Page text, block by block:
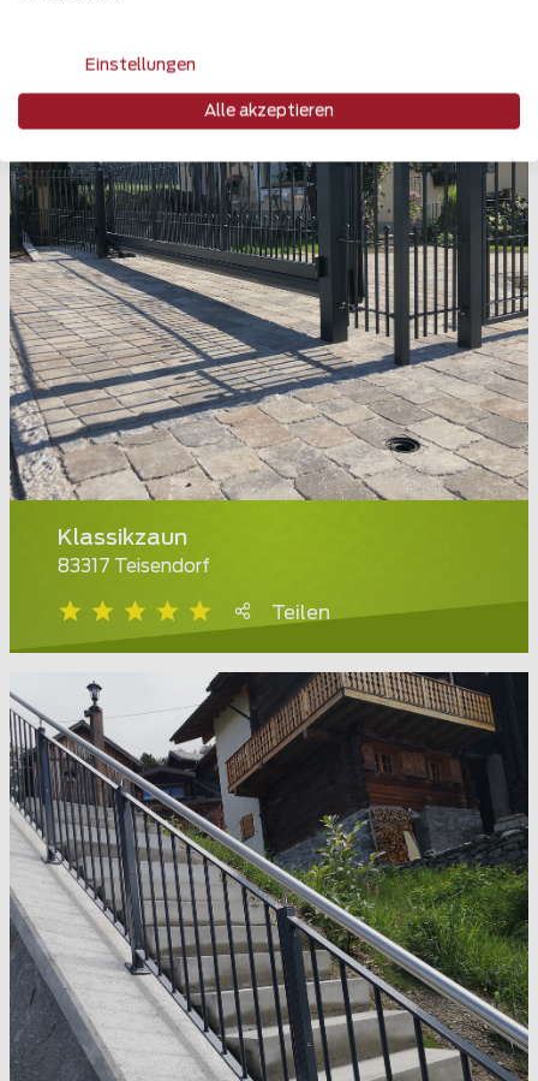
Klassikzaun
83317 Teisendorf
Teilen
Einstellungen
Alle akzeptieren